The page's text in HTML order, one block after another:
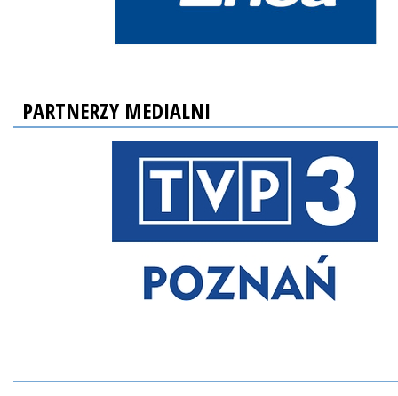
PARTNERZY MEDIALNI